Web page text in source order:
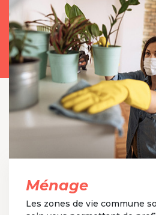
Ménage
Les zones de vie commune